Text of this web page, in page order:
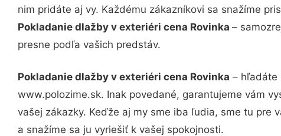
nim pridáte aj vy. Každému zákazníkovi sa snažíme
Pokladanie dlažby v exteriéri cena Rovinka –
presne podľa vašich predstáv.
Pokladanie dlažby v exteriéri cena Rovinka – hľadáte
www.polozime.sk. Inak povedané, garantujeme vám
vašej zákazky. Keďže aj my sme iba ľudia, sme tu pre
a snažíme sa ju vyriešiť k vašej spokojnosti.